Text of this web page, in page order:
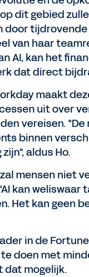
dit gebied
door
van haar
AI, kan het
dat direct
maakt
uit over
vereisen.
binnen
aldus Ho.
mensen niet
kan
Het kan geen
in de
doen met
dat mogelijk.